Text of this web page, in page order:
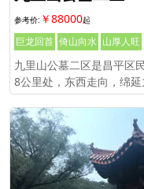
￥88000
巨龙回首 倚山向水 山厚人旺
九里山公墓二区是昌平区
8公里处，东西走向，绵
卧在燕山前面。只有京密